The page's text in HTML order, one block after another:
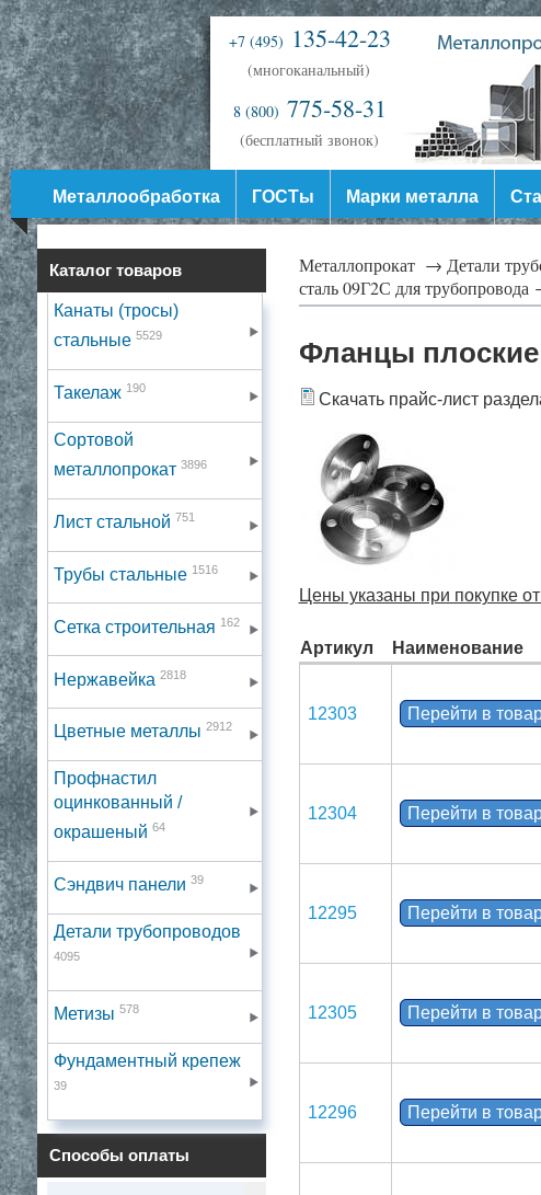
+7 (495) 135-42-23
(многоканальный)
8 (800) 775-58-31
(бесплатный звонок)
Металлообработка ГОСТы Марки металла
Каталог товаров
Канаты (тросы)
стальные 5529
Такелаж 190
Сортовой
металлопрокат 3896
Лист стальной 751
Трубы стальные 1516
Сетка строительная 162
Нержавейка 2818
Цветные металлы 2912
Профнастил
оцинкованный /
окрашеный 64
Сэндвич панели 39
Детали трубопроводов
4095
Метизы 578
Фундаментный крепеж
39
Способы оплаты
Металлопрокат → Детали
сталь 09Г2С для
Фланцы плоские
Скачать прайс-лист
Цены указаны при покупке
Артикул Наименование
12303 Перейти в
12304 Перейти в
12295 Перейти в
12305 Перейти в
12296 Перейти в